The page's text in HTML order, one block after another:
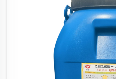
Fliesenversagen